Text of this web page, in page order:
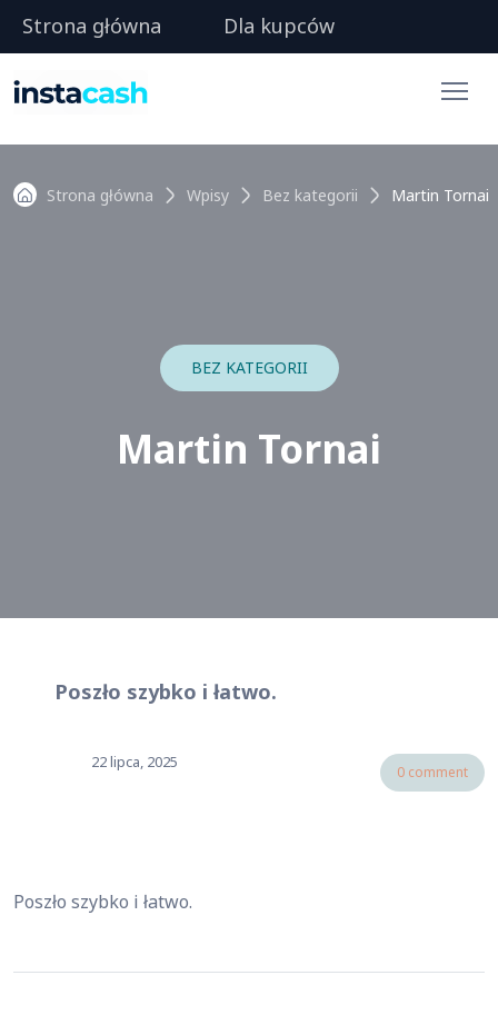
Strona główna Dla kupców
Strona główna Wpisy Bez kategorii Martin Tornai
BEZ KATEGORII
Martin Tornai
Poszło szybko i łatwo.
22 lipca, 2025
0 comment
Poszło szybko i łatwo.